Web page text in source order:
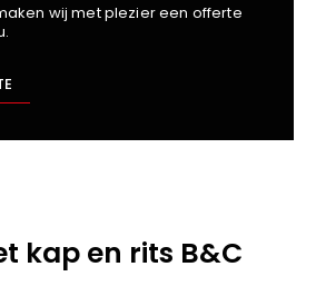
wij met plezier een offerte
kap en rits B&C